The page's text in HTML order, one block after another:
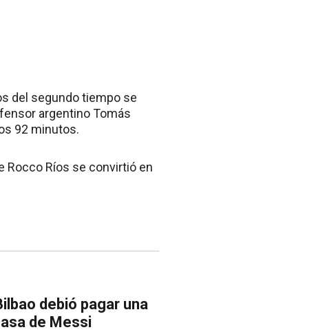
del segundo tiempo se
argentino Tomás
92 minutos.
Rocco Ríos se convirtió en
debió pagar una
de Messi